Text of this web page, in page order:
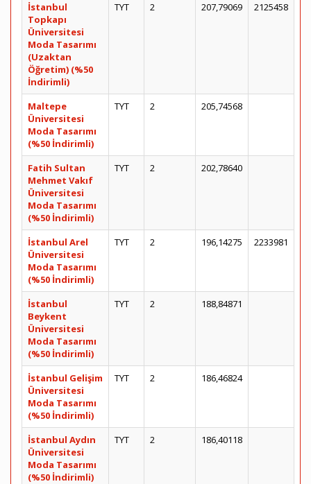
İstanbul
Topkapı
Üniversitesi
Moda Tasarımı
(Uzaktan
Öğretim) (%50
İndirimli)
TYT 2 207,79069 2125458
Maltepe
Üniversitesi
Moda Tasarımı
(%50 İndirimli)
TYT 2 205,74568
Fatih Sultan
Mehmet Vakıf
Üniversitesi
Moda Tasarımı
(%50 İndirimli)
TYT 2 202,78640
İstanbul Arel
Üniversitesi
Moda Tasarımı
(%50 İndirimli)
TYT 2 196,14275 2233981
İstanbul
Beykent
Üniversitesi
Moda Tasarımı
(%50 İndirimli)
TYT 2 188,84871
İstanbul Gelişim
Üniversitesi
Moda Tasarımı
(%50 İndirimli)
TYT 2 186,46824
İstanbul Aydın
Üniversitesi
Moda Tasarımı
(%50 İndirimli)
TYT 2 186,40118